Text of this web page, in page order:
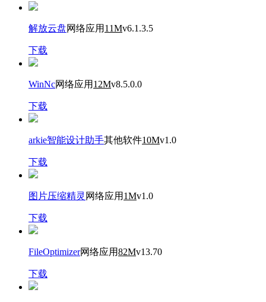
解放云盘网络应用 11Mv6.1.3.5
下载
WinNc网络应用 12Mv8.5.0.0
下载
arkie智能设计助手其他软件10Mv1.0
下载
图片压缩精灵 网络应用 1Mv1.0
下载
FileOptimizer网络应用82Mv13.70
下载